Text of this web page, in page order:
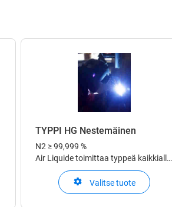
TYPPI HG Nestemäinen
N2 ≥ 99,999 %
Air Liquide toimittaa typpeä kaikkialla
Euroopassa toimitustavoilla, jotka
sopivat asiakkaidemme tarpeisiin:
pulloina, nesteenä tai on-site
Valitse tuote